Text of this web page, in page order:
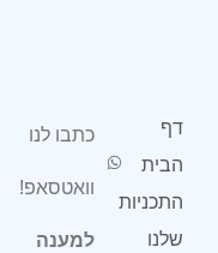
דף
הבית
התכניות
שלנו
כתבו לנו
וואטסאפ!
למענה